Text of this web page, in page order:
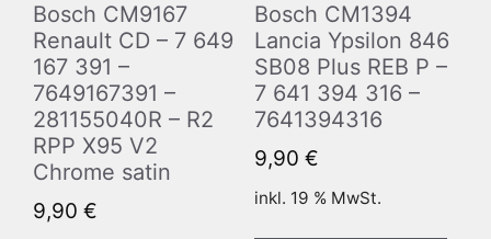
Bosch CM9167
Renault CD – 7 649
167 391 –
7649167391 –
281155040R – R2
RPP X95 V2
Chrome satin
9,90 €
Bosch CM1394
Lancia Ypsilon 846
SB08 Plus REB P –
7 641 394 316 –
7641394316
9,90 €
inkl. 19 % MwSt.